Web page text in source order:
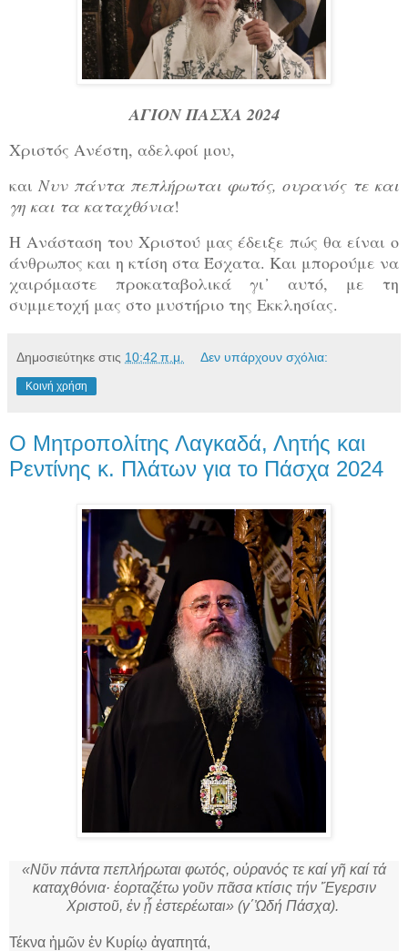
ΑΓΙΟΝ ΠΑΣΧΑ 2024
Χριστός Ανέστη, αδελφοί μου,
και Νυν πάντα πεπλήρωται φωτός, ουρανός τε και
γη και τα καταχθόνια!
Η Ανάσταση του Χριστού μας έδειξε πώς θα είναι ο
άνθρωπος και η κτίση στα Έσχατα. Και μπορούμε να
χαιρόμαστε προκαταβολικά γι᾽ αυτό, με τη
συμμετοχή μας στο μυστήριο της Εκκλησίας.
Δημοσιεύτηκε στις 10:42 π.μ. Δεν υπάρχουν σχόλια:
Κοινή χρήση
Ο Μητροπολίτης Λαγκαδά, Λητής και
Ρεντίνης κ. Πλάτων για το Πάσχα 2024
«Νῦν πάντα πεπλήρωται φωτός, οὐρανός τε καί γῆ καί τά
καταχθόνια· ἑορταζέτω γοῦν πᾶσα κτίσις τήν Ἔγερσιν
Χριστοῦ, ἐν ᾗ ἐστερέωται» (γ΄Ὠδή Πάσχα).
Τέκνα ἡμῶν ἐν Κυρίῳ ἀγαπητά,